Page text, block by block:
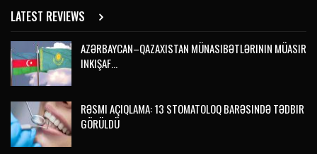
LATEST REVIEWS
AZƏRBAYCAN–QAZAXISTAN MÜNASIBƏTLƏRININ MÜASIR
INKIŞAF…
RƏSMI AÇIQLAMA: 13 STOMATOLOQ BARƏSINDƏ TƏDBIR
GÖRÜLDÜ